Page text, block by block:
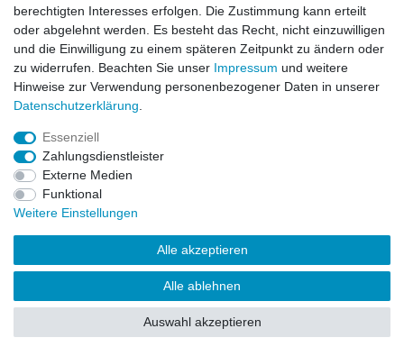
Barrierefreiheitserklärung Widerrufs­recht
Vertrag widerrufen
© Copyright 2026 | Alle Rechte vorbehalten.
berechtigten Interesses erfolgen. Die Zustimmung kann erteilt
oder abgelehnt werden. Es besteht das Recht, nicht einzuwilligen
und die Einwilligung zu einem späteren Zeitpunkt zu ändern oder
zu widerrufen. Beachten Sie unser Impressum und weitere
Hinweise zur Verwendung personenbezogener Daten in unserer
Daten­schutz­erklärung
Essenziell
Zahlungsdienstleister
Externe Medien
Funktional
Weitere Einstellungen
Alle akzeptieren
Alle ablehnen
Auswahl akzeptieren